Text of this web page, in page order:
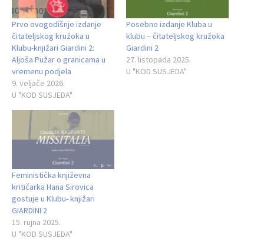
Prvo ovogodišnje izdanje
čitateljskog kružoka u
Klubu‑knjižari Giardini 2:
Aljoša Pužar o granicama u
vremenu podjela
9. veljače 2026.
U "KOD SUSJEDA"
Posebno izdanje Kluba u
klubu – čitateljskog kružoka
Giardini 2
27. listopada 2025.
U "KOD SUSJEDA"
Feministička književna
kritičarka Hana Sirovica
gostuje u Klubu- knjižari
GIARDINI 2
15. rujna 2025.
U "KOD SUSJEDA"